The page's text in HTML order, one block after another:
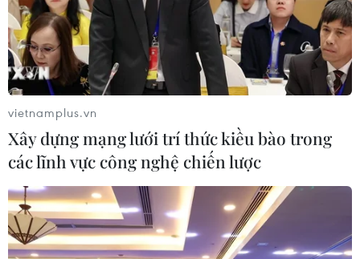
Mexico.
vietnamplus.vn
Xây dựng mạng lưới trí thức kiều bào trong
các lĩnh vực công nghệ chiến lược